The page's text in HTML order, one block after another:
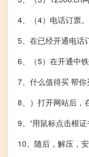
4、（4）电话订票。
5、在已经开通电话
6、（5）在开通中
7、什么值得买 帮你
8、）打开网站后，
9、”用鼠标点击根
10、随后，解压，安